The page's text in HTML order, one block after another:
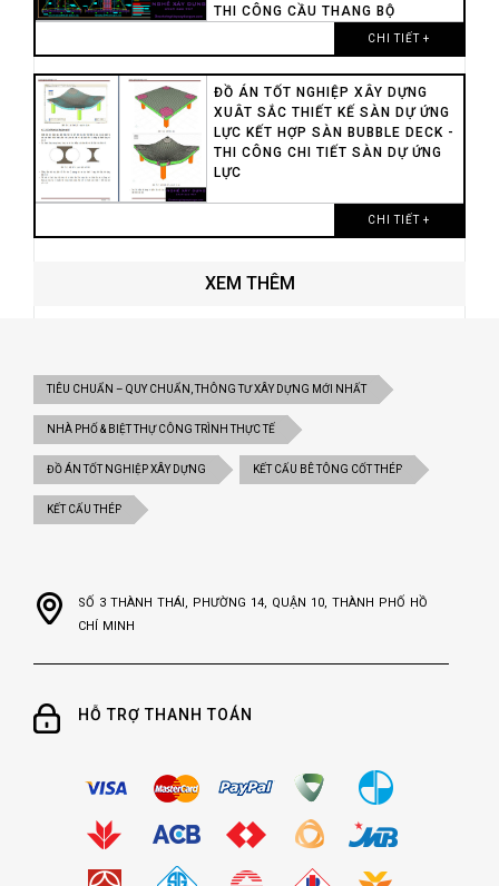
THI CÔNG CẦU THANG BỘ
CHI TIẾT +
ĐỒ ÁN TỐT NGHIỆP XÂY DỰNG
XUÂT SẮC THIẾT KẾ SÀN DỰ ỨNG
LỰC KẾT HỢP SÀN BUBBLE DECK -
THI CÔNG CHI TIẾT SÀN DỰ ỨNG
LỰC
CHI TIẾT +
XEM THÊM
TIÊU CHUẨN – QUY CHUẨN, THÔNG TƯ XÂY DỰNG MỚI NHẤT
NHÀ PHỐ & BIỆT THỰ CÔNG TRÌNH THỰC TẾ
ĐỒ ÁN TỐT NGHIỆP XÂY DỰNG KẾT CẤU BÊ TÔNG CỐT THÉP
KẾT CẤU THÉP
SỐ 3 THÀNH THÁI, PHƯỜNG 14, QUẬN 10, THÀNH PHỐ HỒ
CHÍ MINH
HỖ TRỢ THANH TOÁN